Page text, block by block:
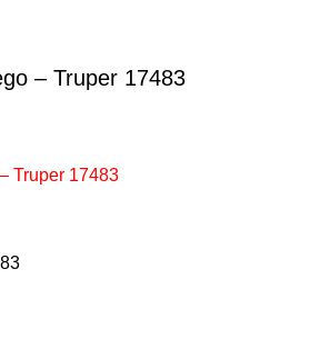
– Truper 17483
Truper 17483